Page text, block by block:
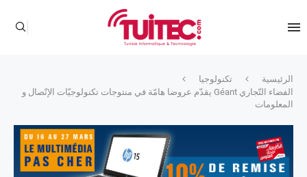
الرئيسية
تكنولوجيا
الفضاء التّجاري Géant يقدّم عروضا هامّة في منتوجات تكنولوجيّات الإتّصال و
المعلومات